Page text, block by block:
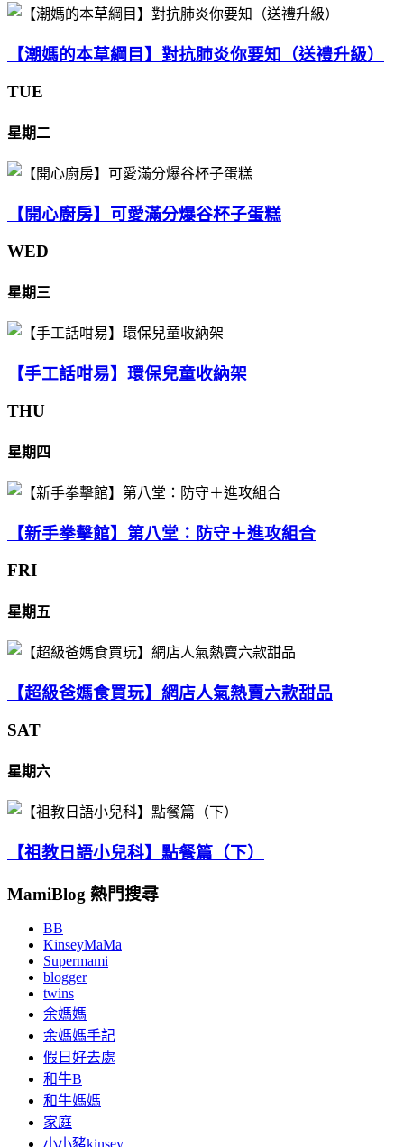
【潮媽的本草綱目】對抗肺炎你要知（送禮升級）
TUE
星期二
【開心廚房】可愛滿分爆谷杯子蛋糕
WED
星期三
【手工話咁易】環保兒童收納架
THU
星期四
【新手拳擊館】第八堂：防守＋進攻組合
FRI
星期五
【超級爸媽食買玩】網店人氣熱賣六款甜品
SAT
星期六
【祖教日語小兒科】點餐篇（下）
MamiBlog 熱門搜尋
BB
KinseyMaMa
Supermami
blogger
twins
余媽媽
余媽媽手記
假日好去處
和牛B
和牛媽媽
家庭